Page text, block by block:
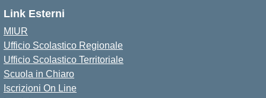
Link Esterni
MIUR
Ufficio Scolastico Regionale
Ufficio Scolastico Territoriale
Scuola in Chiaro
Iscrizioni On Line